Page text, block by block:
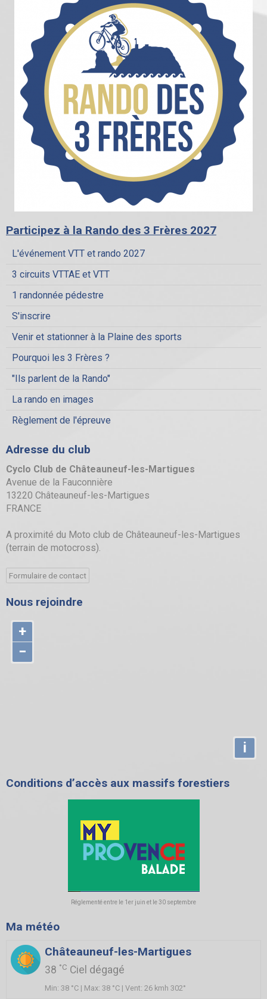
Participez à la Rando des 3 Frères 2027
L'événement VTT et rando 2027
3 circuits VTTAE et VTT
1 randonnée pédestre
S'inscrire
Venir et stationner à la Plaine des sports
Pourquoi les 3 Frères ?
"Ils parlent de la Rando"
La rando en images
Règlement de l'épreuve
Adresse du club
Cyclo Club de Châteauneuf-les-Martigues
Avenue de la Fauconnière
13220 Châteauneuf-les-Martigues
FRANCE
A proximité du Moto club de Châteauneuf-les-Martigues
(terrain de motocross).
Formulaire de contact
Nous rejoindre
+
−
i
Conditions d’accès aux massifs forestiers
Réglementé entre le 1er juin et le 30 septembre
Ma météo
Châteauneuf-les-Martigues
38 °C Ciel dégagé
Min: 38 °C | Max: 38 °C | Vent: 26 kmh 302°